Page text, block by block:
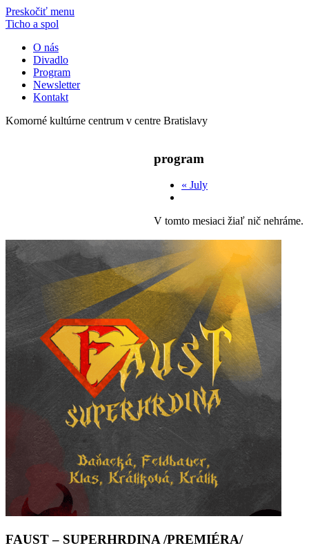
Preskočiť menu
Ticho a spol
O nás
Divadlo
Program
Newsletter
Kontakt
Komorné kultúrne centrum v centre Bratislavy
program
« July
V tomto mesiaci žiaľ nič nehráme.
FAUST – SUPERHRDINA /PREMIÉRA/